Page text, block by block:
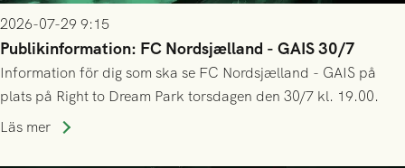
2026-07-29 9:15
Publikinformation: FC Nordsjælland - GAIS 30/7
Information för dig som ska se FC Nordsjælland - GAIS på
plats på Right to Dream Park torsdagen den 30/7 kl. 19.00.
Läs mer